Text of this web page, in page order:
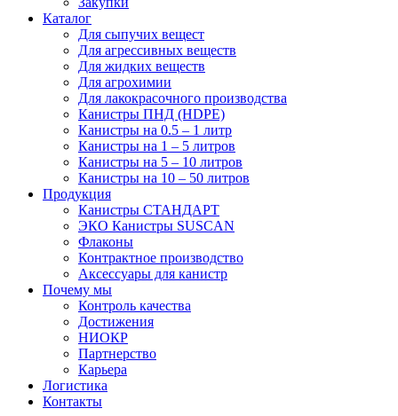
Каталог
Для сыпучих вещест
Для агрессивных веществ
Для жидких веществ
Для агрохимии
Для лакокрасочного производства
Канистры ПНД (HDPE)
Канистры на 0.5 – 1 литр
Канистры на 1 – 5 литров
Канистры на 5 – 10 литров
Канистры на 10 – 50 литров
Продукция
Канистры СТАНДАРТ
ЭКО Канистры SUSCAN
Флаконы
Контрактное производство
Аксессуары для канистр
Почему мы
Контроль качества
Достижения
НИОКР
Партнерство
Карьера
Логистика
Контакты